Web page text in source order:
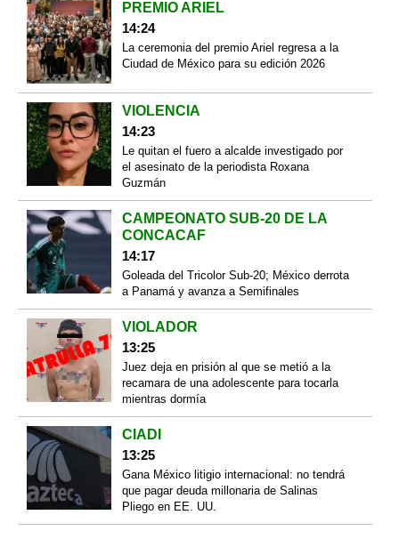
PREMIO ARIEL
14:24
La ceremonia del premio Ariel regresa a la
Ciudad de México para su edición 2026
VIOLENCIA
14:23
Le quitan el fuero a alcalde investigado por
el asesinato de la periodista Roxana
Guzmán
CAMPEONATO SUB-20 DE LA
CONCACAF
14:17
Goleada del Tricolor Sub-20; México derrota
a Panamá y avanza a Semifinales
VIOLADOR
13:25
Juez deja en prisión al que se metió a la
recamara de una adolescente para tocarla
mientras dormía
CIADI
13:25
Gana México litigio internacional: no tendrá
que pagar deuda millonaria de Salinas
Pliego en EE. UU.